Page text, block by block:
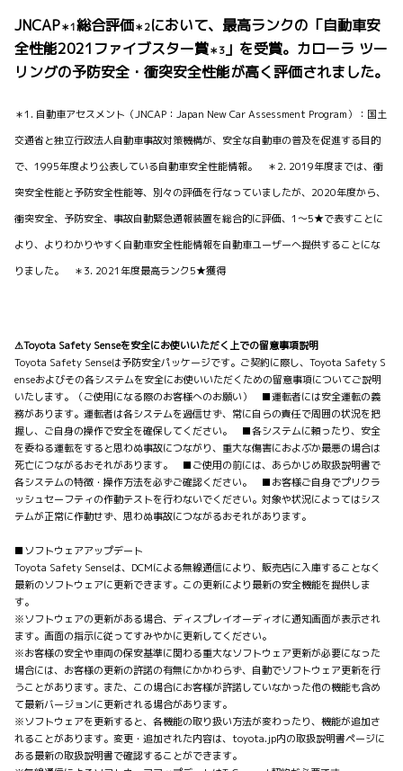
JNCAP＊1総合評価＊2において、最高ランクの「自動車安
全性能2021ファイブスター賞＊3 」を受賞。カローラ ツー
リングの予防安全・衝突安全性能が高く評価されました。
＊1. 自動車アセスメント（JNCAP：Japan New Car Assessment Program）：国土
交通省と独立行政法人自動車事故対策機構が、安全な自動車の普及を促進する目的
で、1995年度より公表している自動車安全性能情報。 ＊2. 2019年度までは、衝
突安全性能と予防安全性能等、別々の評価を行なっていましたが、2020年度から、
衝突安全、予防安全、事故自動緊急通報装置を総合的に評価、1～5★で表すことに
より、よりわかりやすく自動車安全性能情報を自動車ユーザーへ提供することにな
りました。 ＊3. 2021年度最高ランク5★獲得
⚠Toyota Safety Senseを安全にお使いいただく上での留意事項説明
Toyota Safety Senseは予防安全パッケージです。ご契約に際し、Toyota Safety S
enseおよびその各システムを安全にお使いいただくための留意事項についてご説明
いたします。（ご使用になる際のお客様へのお願い） ■運転者には安全運転の義
務があります。運転者は各システムを過信せず、常に自らの責任で周囲の状況を把
握し、ご自身の操作で安全を確保してください。 ■各システムに頼ったり、安全
を委ねる運転をすると思わぬ事故につながり、重大な傷害におよぶか最悪の場合は
死亡につながるおそれがあります。 ■ご使用の前には、あらかじめ取扱説明書で
各システムの特徴・操作方法を必ずご確認ください。 ■お客様ご自身でプリクラ
ッシュセーフティの作動テストを行わないでください。対象や状況によってはシス
テムが正常に作動せず、思わぬ事故につながるおそれがあります。
■ソフトウェアアップデート
Toyota Safety Senseは、DCMによる無線通信により、販売店に入庫することなく
最新のソフトウェアに更新できます。この更新により最新の安全機能を提供しま
す。
※ソフトウェアの更新がある場合、ディスプレイオーディオに通知画面が表示され
ます。画面の指示に従ってすみやかに更新してください。
※お客様の安全や車両の保安基準に関わる重大なソフトウェア更新が必要になった
場合には、お客様の更新の許諾の有無にかかわらず、自動でソフトウェア更新を行
うことがあります。また、この場合にお客様が許諾していなかった他の機能も含め
て最新バージョンに更新される場合があります。
※ソフトウェアを更新すると、各機能の取り扱い方法が変わったり、機能が追加さ
れることがあります。変更・追加された内容は、toyota.jp内の取扱説明書ページに
ある最新の取扱説明書で確認することができます。